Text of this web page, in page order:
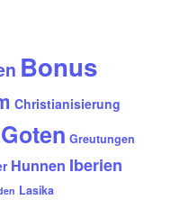
Bonus
Christianisierung
Goten Greutungen
Hunnen Iberien
Lasika